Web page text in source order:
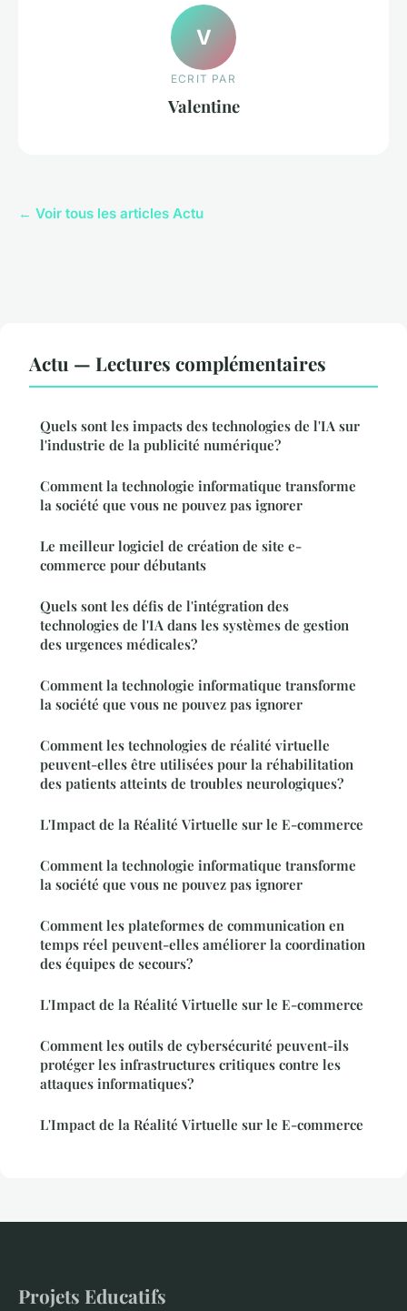
V
ECRIT PAR
Valentine
← Voir tous les articles Actu
Actu — Lectures complémentaires
Quels sont les impacts des technologies de l'IA sur
l'industrie de la publicité numérique?
Comment la technologie informatique transforme
la société que vous ne pouvez pas ignorer
Le meilleur logiciel de création de site e-
commerce pour débutants
Quels sont les défis de l'intégration des
technologies de l'IA dans les systèmes de gestion
des urgences médicales?
Comment la technologie informatique transforme
la société que vous ne pouvez pas ignorer
Comment les technologies de réalité virtuelle
peuvent-elles être utilisées pour la réhabilitation
des patients atteints de troubles neurologiques?
L'Impact de la Réalité Virtuelle sur le E-commerce
Comment la technologie informatique transforme
la société que vous ne pouvez pas ignorer
Comment les plateformes de communication en
temps réel peuvent-elles améliorer la coordination
des équipes de secours?
L'Impact de la Réalité Virtuelle sur le E-commerce
Comment les outils de cybersécurité peuvent-ils
protéger les infrastructures critiques contre les
attaques informatiques?
L'Impact de la Réalité Virtuelle sur le E-commerce
Projets Educatifs